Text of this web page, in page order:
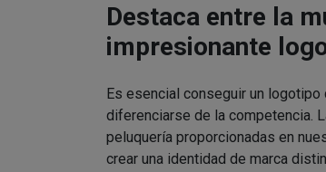
Destaca entre la
impresionante
Es esencial conseguir un logotipo
diferenciarse de la competencia.
peluquería proporcionadas en
crear una identidad de marca